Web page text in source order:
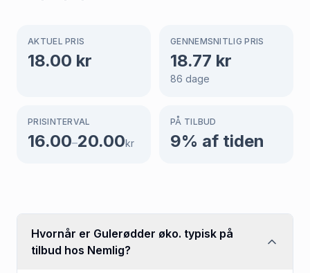
AKTUEL PRIS
18.00 kr
GENNEMSNITLIG PRIS
18.77 kr
86 dage
PRISINTERVAL
16.00–20.00kr
PÅ TILBUD
9% af tiden
Hvornår er Gulerødder øko. typisk på
tilbud hos Nemlig?